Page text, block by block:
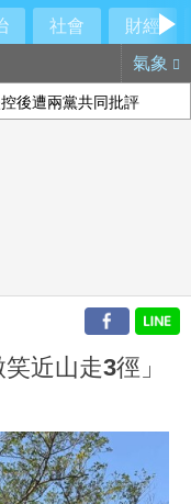
社會
財經
氣象
後遭兩黨共同批評
近山走3徑」